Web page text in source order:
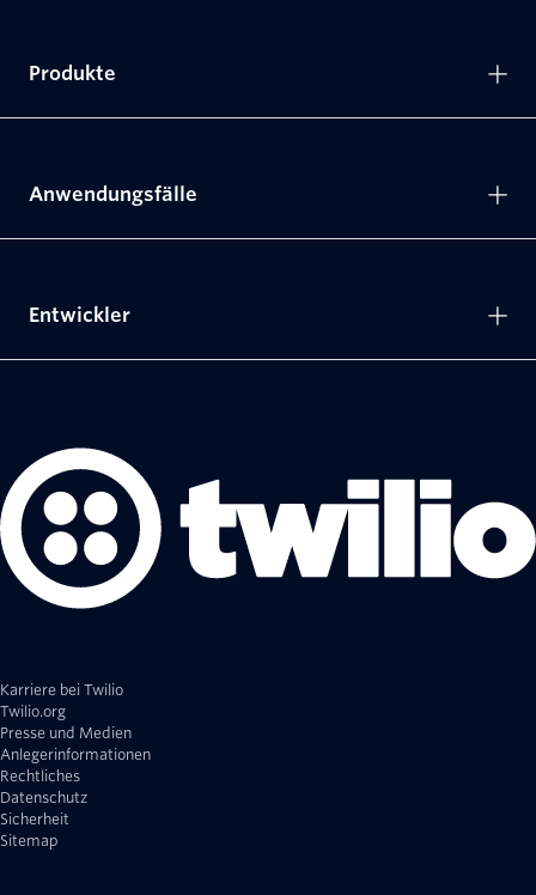
Karriere bei Twilio
Twilio.org
Presse und Medien
Anlegerinformationen
Rechtliches
Datenschutz
Sicherheit
Sitemap
Produkte
Anwendungsfälle
Entwickler